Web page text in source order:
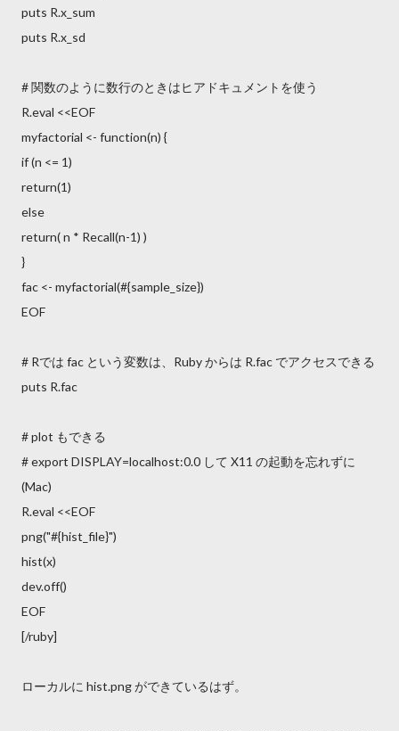
puts R.x_sum
puts R.x_sd
# 関数のように数行のときはヒアドキュメントを使う
R.eval <<EOF
myfactorial <- function(n) {
if (n <= 1)
return(1)
else
return( n * Recall(n-1) )
}
fac <- myfactorial(#{sample_size})
EOF
# Rでは fac という変数は、Ruby からは R.fac でアクセスできる
puts R.fac
# plot もできる
# export DISPLAY=localhost:0.0 して X11 の起動を忘れずに
(Mac)
R.eval <<EOF
png("#{hist_file}")
hist(x)
dev.off()
EOF
[/ruby]
ローカルに hist.png ができているはず。